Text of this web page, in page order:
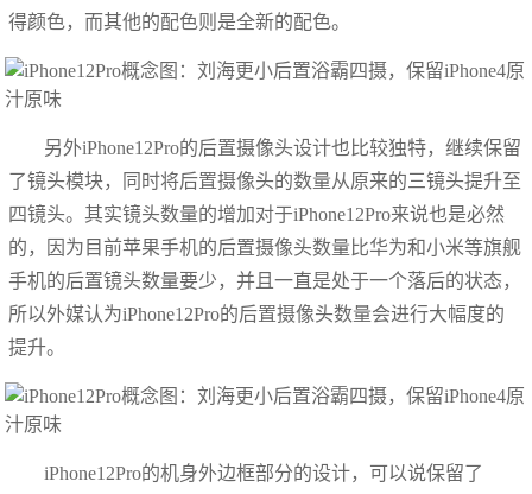
得颜色，而其他的配色则是全新的配色。
另外iPhone12Pro的后置摄像头设计也比较独特，继续保留
了镜头模块，同时将后置摄像头的数量从原来的三镜头提升至
四镜头。其实镜头数量的增加对于iPhone12Pro来说也是必然
的，因为目前苹果手机的后置摄像头数量比华为和小米等旗舰
手机的后置镜头数量要少，并且一直是处于一个落后的状态，
所以外媒认为iPhone12Pro的后置摄像头数量会进行大幅度的
提升。
iPhone12Pro的机身外边框部分的设计，可以说保留了